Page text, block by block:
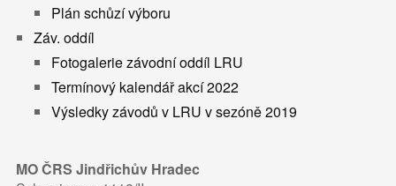
Plán schůzí výboru
Záv. oddíl
Fotogalerie závodní oddíl LRU
Termínový kalendář akcí 2022
Výsledky závodů v LRU v sezóně 2019
MO ČRS Jindřichův Hradec